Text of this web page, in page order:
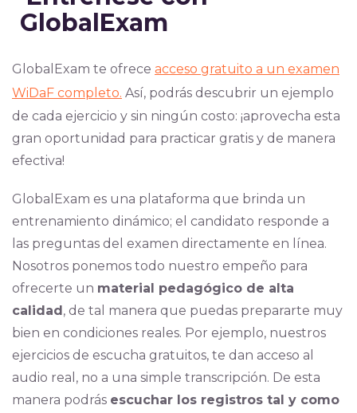
GlobalExam
GlobalExam te ofrece acceso gratuito a un examen
WiDaF completo. Así, podrás descubrir un ejemplo
de cada ejercicio y sin ningún costo: ¡aprovecha esta
gran oportunidad para practicar gratis y de manera
efectiva!
GlobalExam es una plataforma que brinda un
entrenamiento dinámico; el candidato responde a
las preguntas del examen directamente en línea.
Nosotros ponemos todo nuestro empeño para
ofrecerte un material pedagógico de alta
calidad, de tal manera que puedas prepararte muy
bien en condiciones reales. Por ejemplo, nuestros
ejercicios de escucha gratuitos, te dan acceso al
audio real, no a una simple transcripción. De esta
manera podrás escuchar los registros tal y como